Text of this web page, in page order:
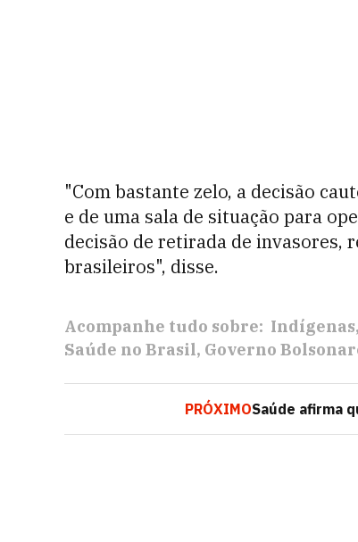
"Com bastante zelo, a decisão
e de uma sala de situação para
decisão de retirada de invasores,
brasileiros", disse.
Acompanhe tudo sobre: Indígenas
Saúde no Brasil Governo
PRÓXIMOSaúde afirma